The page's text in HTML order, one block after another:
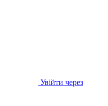
Увійти через